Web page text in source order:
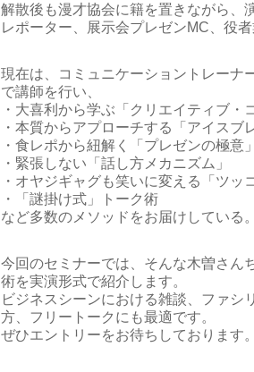
解散後も漫才協会に籍を置きながら、
レポーター、展示会プレゼンMC、役
現在は、コミュニケーショントレーナ
で講師を行い、
・大喜利から学ぶ「クリエイティブ・
・本質からアプローチする「アイスブ
・食レポから紐解く「プレゼンの極意」
・緊張しない「話し方メカニズム」
・オヤジギャグも笑いに変える「ツッ
・「謎掛け式」トーク術
など多数のメソッドをお届けしている。
今回のセミナーでは、そんな木曽さん
術を実演形式で紹介します。
ビジネスシーンにおける雑談、ファシ
方、フリートークにも最適です。
ぜひエントリーをお待ちしております。